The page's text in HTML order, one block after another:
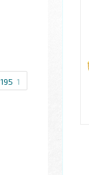
195 1